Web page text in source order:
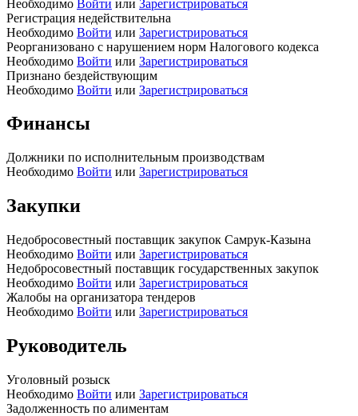
Необходимо Войти или Зарегистрироваться
Регистрация недействительна
Необходимо Войти или Зарегистрироваться
Реорганизовано с нарушением норм Налогового кодекса
Необходимо Войти или Зарегистрироваться
Признано бездействующим
Необходимо Войти или Зарегистрироваться
Финансы
Должники по исполнительным производствам
Необходимо Войти или Зарегистрироваться
Закупки
Недобросовестный поставщик закупок Самрук-Казына
Необходимо Войти или Зарегистрироваться
Недобросовестный поставщик государственных закупок
Необходимо Войти или Зарегистрироваться
Жалобы на организатора тендеров
Необходимо Войти или Зарегистрироваться
Руководитель
Уголовный розыск
Необходимо Войти или Зарегистрироваться
Задолженность по алиментам